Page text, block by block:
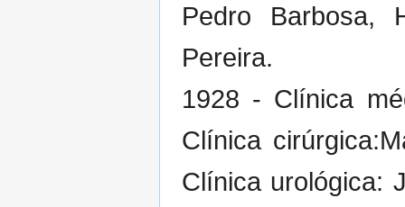
Pedro Barbosa,
Pereira.
1928 - Clínica
Clínica
Clínica urológica: